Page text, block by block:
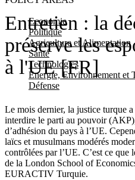
Economie
Politique
Agriculture et Alimentation
Santé
Technologies
Energie, Environnement et
Défense
Entretien : la
préserve les
à l'UE [FR]
Le mois dernier, la justice turque
interdire le parti au pouvoir
d’adhésion du pays à l’UE.
laïcs et musulmans modérés
contrôlées par l’UE. C’est ce
de la London School of
EURACTIV Turquie.